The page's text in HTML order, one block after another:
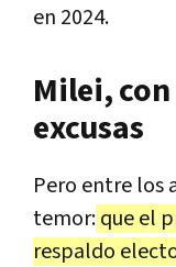
en 2024.
Milei,
excusas
Pero entre los
temor:que el
respaldo